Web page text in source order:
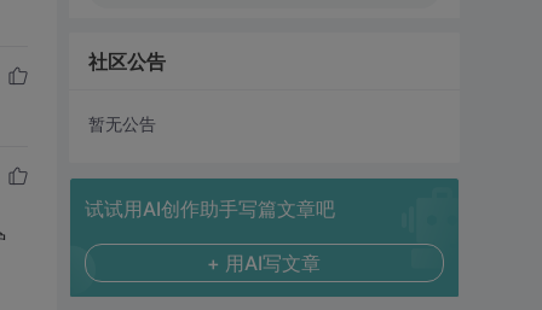
社区公告
暂无公告
试试用AI创作助手写篇文章吧
+ 用AI写文章